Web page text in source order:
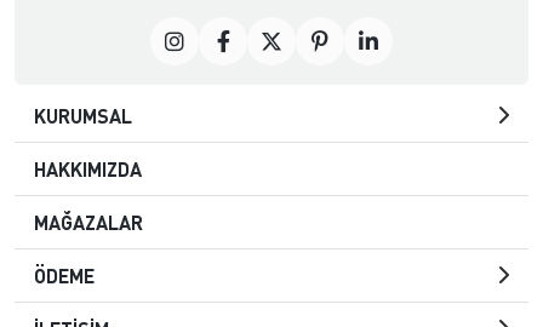
KURUMSAL
HAKKIMIZDA
MAĞAZALAR
ÖDEME